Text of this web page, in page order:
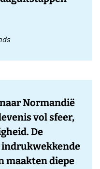
Normandië
vol sfeer,
De
indrukwekkende
maakten diepe